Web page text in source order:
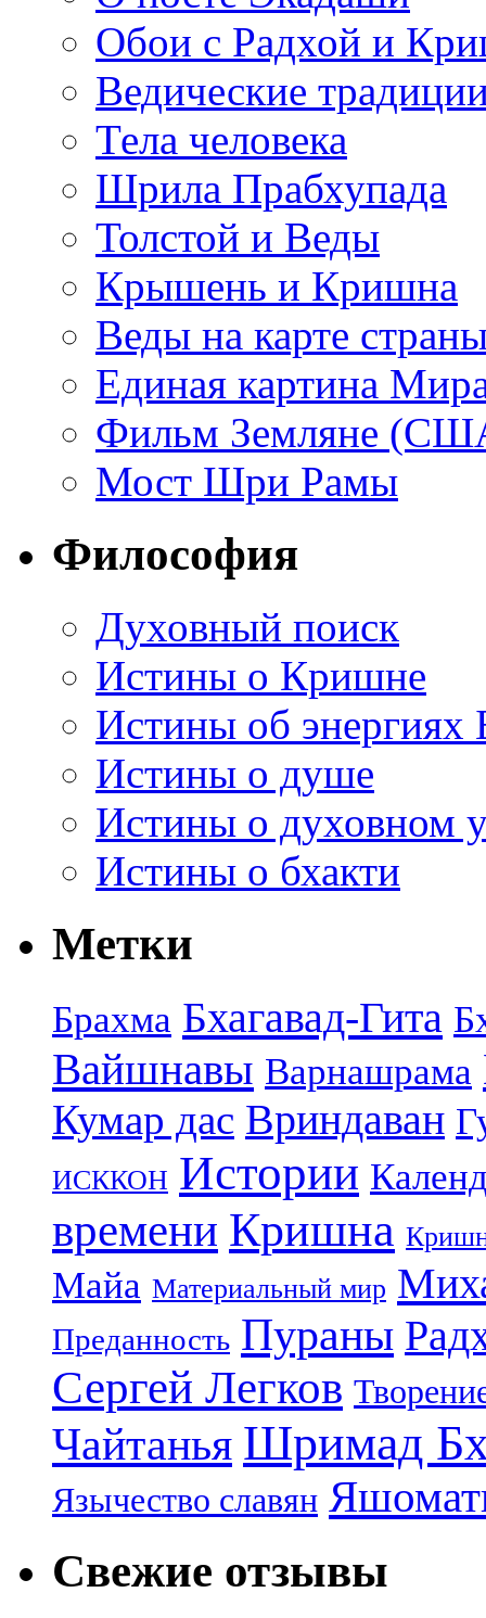
Обои с Радхой и
Ведические
Тела человека
Шрила Прабхупада
Толстой и Веды
Крышень и Кришна
Веды на карте
Единая картина
Фильм Земляне
Мост Шри Рамы
Философия
Духовный поиск
Истины о Кришне
Истины об энергиях
Истины о душе
Истины о духовном
Истины о бхакти
Метки
Брахма Бхагавад-Гита
Вайшнавы Варнашрама
Кумар дас Вриндаван
ИСККОН Истории
времени Кришна
Майа Материальный мир
Преданность Пураны
Сергей Легков
Чайтанья Шримад
Язычество славян
Свежие отзывы